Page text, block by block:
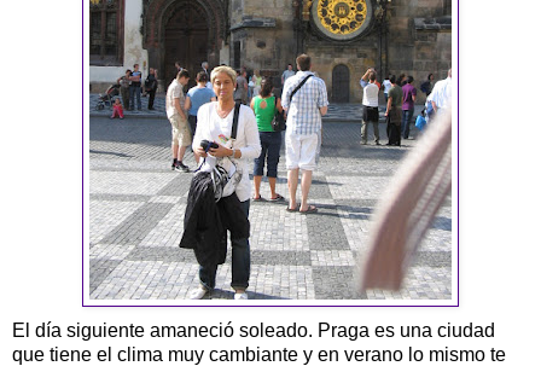
El día siguiente amaneció soleado. Praga es una ciudad
que tiene el clima muy cambiante y en verano lo mismo te